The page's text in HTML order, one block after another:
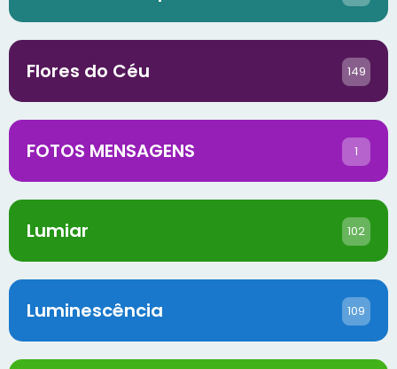
Flores do Céu 149
FOTOS MENSAGENS 1
Lumiar 102
Luminescência 109